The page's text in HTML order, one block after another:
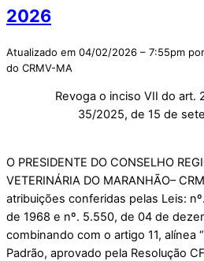
2026
Atualizado em 04/02/2026 – 7:55pm
do CRMV-MA
Revoga o inciso VII do art.
35/2025, de 15 de
O PRESIDENTE DO CONSELHO
VETERINÁRIA DO MARANHÃO–
atribuições conferidas pelas Leis:
de 1968 e nº. 5.550, de 04 de
combinando com o artigo 11, alínea
Padrão, aprovado pela Resolução